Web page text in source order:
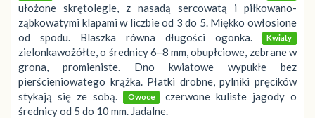
ułożone skrętolegle, z nasadą sercowatą i piłkowano-
ząbkowatymi klapami w liczbie od 3 do 5. Miękko owłosione
od spodu. Blaszka równa długości ogonka.
Kwiaty
zielonkawożółte, o średnicy 6–8 mm, obupłciowe, zebrane w
grona, promieniste. Dno kwiatowe wypukłe bez
pierścieniowatego krążka. Płatki drobne, pylniki pręcików
stykają się ze sobą.
Owoce
czerwone kuliste jagody o
średnicy od 5 do 10 mm. Jadalne.